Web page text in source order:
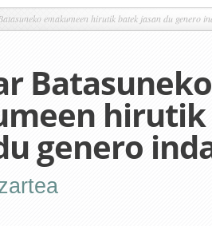
emakumeen hirutik batek jasan du genero
Batasuneko
genero